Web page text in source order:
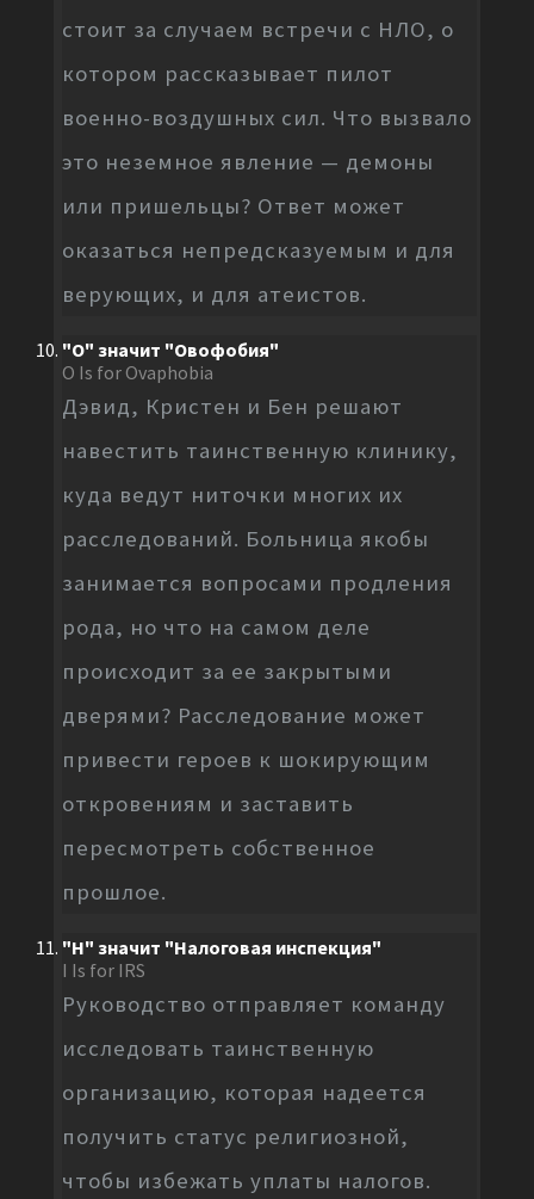
стоит за случаем встречи с НЛО, о
котором рассказывает пилот
военно-воздушных сил. Что вызвало
это неземное явление — демоны
или пришельцы? Ответ может
оказаться непредсказуемым и для
верующих, и для атеистов.
"О" значит "Овофобия"
O Is for Ovaphobia
Дэвид, Кристен и Бен решают
навестить таинственную клинику,
куда ведут ниточки многих их
расследований. Больница якобы
занимается вопросами продления
рода, но что на самом деле
происходит за ее закрытыми
дверями? Расследование может
привести героев к шокирующим
откровениям и заставить
пересмотреть собственное
прошлое.
"Н" значит "Налоговая инспекция"
I Is for IRS
Руководство отправляет команду
исследовать таинственную
организацию, которая надеется
получить статус религиозной,
чтобы избежать уплаты налогов.